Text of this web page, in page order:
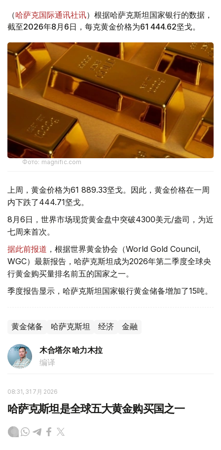
（哈萨克国际通讯社讯）根据哈萨克斯坦国家银行的数据，
截至2026年8月6日，每克黄金价格为61 444.62坚戈。
Фото: magnific.com
上周，黄金价格为61 889.33坚戈。因此，黄金价格在一周
内下跌了444.71坚戈。
8月6日，世界市场现货黄金盘中突破4300美元/盎司，为近
七周来首次。
据此前报道 ，根据世界黄金协会（World Gold Council,
WGC）最新报告，哈萨克斯坦成为2026年第二季度全球央
行黄金购买量排名前五的国家之一。
季度报告显示，哈萨克斯坦国家银行黄金储备增加了15吨。
黄金储备 哈萨克斯坦 经济 金融
木合塔尔 哈力木拉
编译
08:31, 31 7月 2026
哈萨克斯坦是全球五大黄金购买国之一